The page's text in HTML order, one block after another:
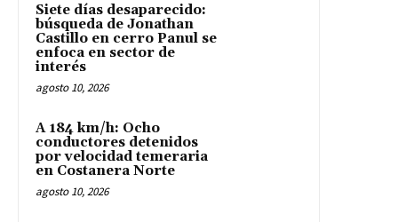
Siete días desaparecido:
búsqueda de Jonathan
Castillo en cerro Panul se
enfoca en sector de
interés
agosto 10, 2026
A 184 km/h: Ocho
conductores detenidos
por velocidad temeraria
en Costanera Norte
agosto 10, 2026